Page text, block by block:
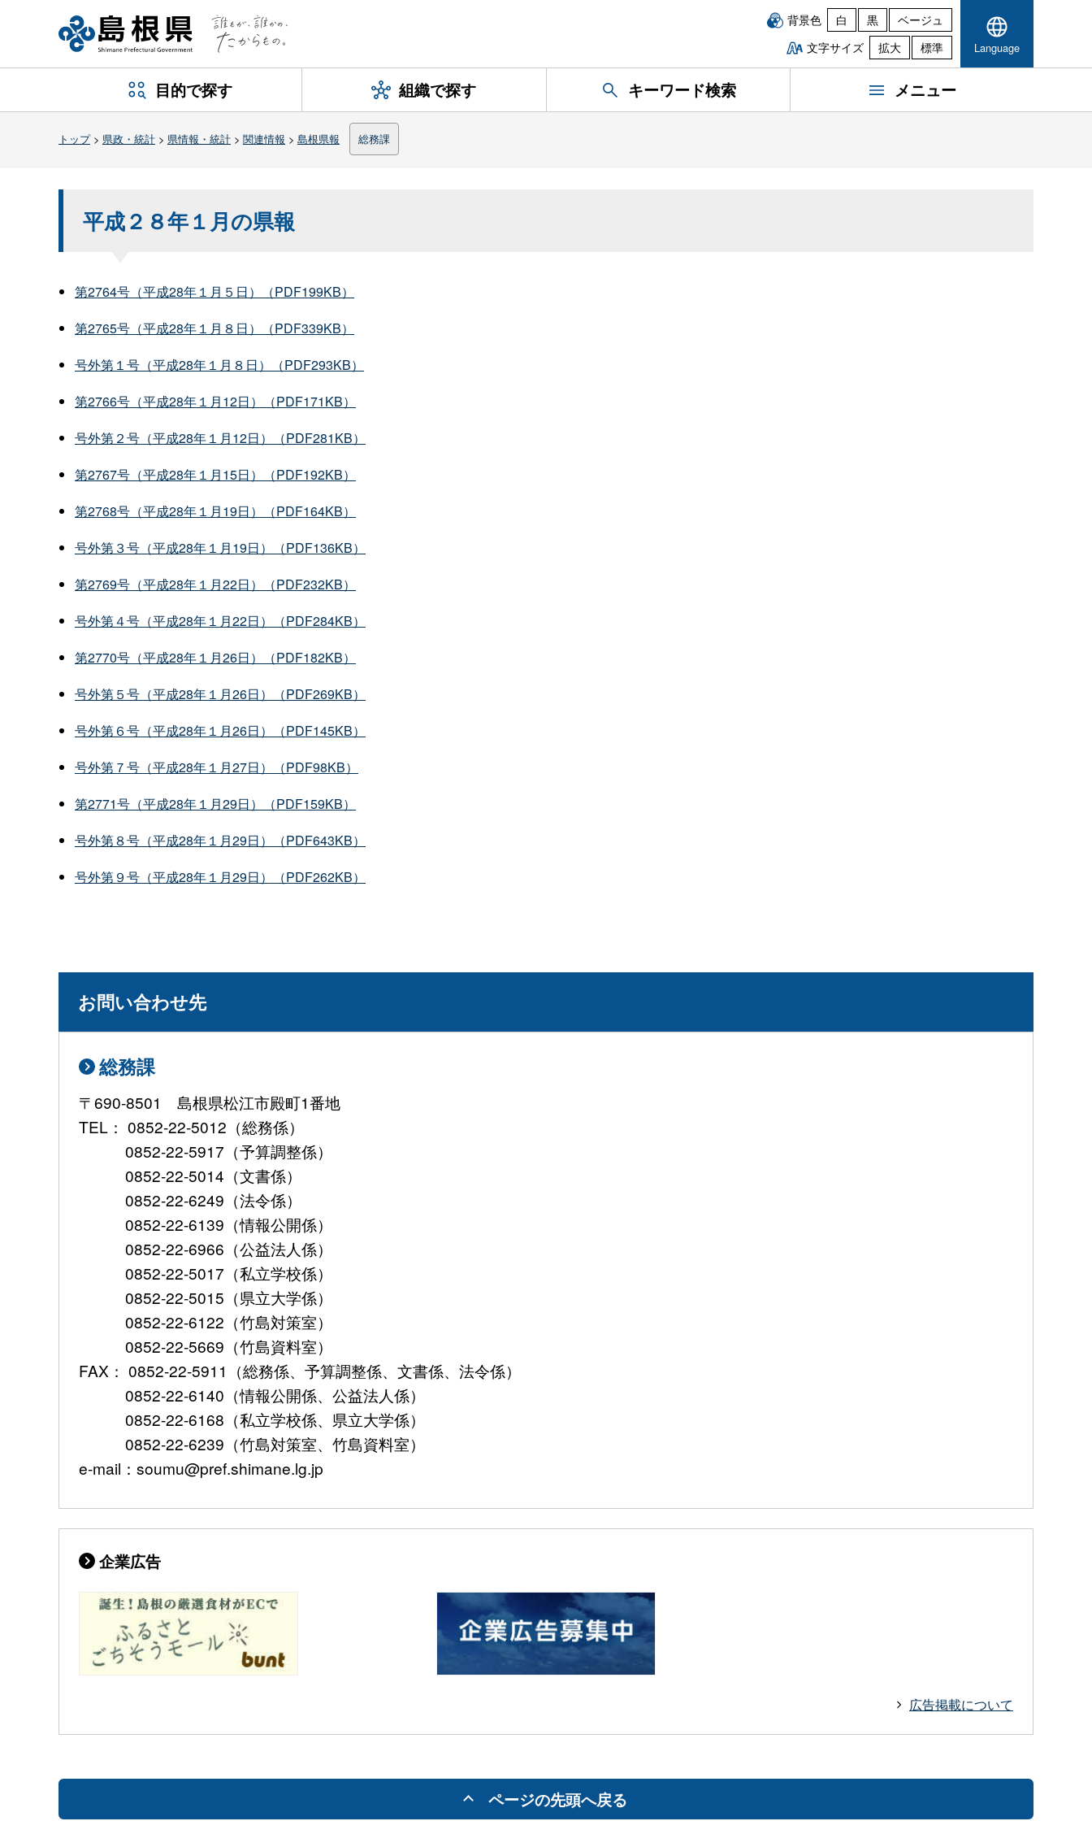
背景色 白 黒
ベージュ
文字サイズ
拡大 標準 Language
目的で探す 組織で探す キーワード検索 メニュー
トップ> 県政・統計 > 県情報・統計 > 関連情報 > 島根県報 総務課
平成２８年１月の県報
第2764号（平成28年１月５日）（PDF199KB）
第2765号（平成28年１月８日）（PDF339KB）
号外第１号（平成28年１月８日）（PDF293KB）
第2766号（平成28年１月12日）（PDF171KB）
号外第２号（平成28年１月12日）（PDF281KB）
第2767号（平成28年１月15日）（PDF192KB）
第2768号（平成28年１月19日）（PDF164KB）
号外第３号（平成28年１月19日）（PDF136KB）
第2769号（平成28年１月22日）（PDF232KB）
号外第４号（平成28年１月22日）（PDF284KB）
第2770号（平成28年１月26日）（PDF182KB）
号外第５号（平成28年１月26日）（PDF269KB）
号外第６号（平成28年１月26日）（PDF145KB）
号外第７号（平成28年１月27日）（PDF98KB）
第2771号（平成28年１月29日）（PDF159KB）
号外第８号（平成28年１月29日）（PDF643KB）
号外第９号（平成28年１月29日）（PDF262KB）
お問い合わせ先
総務課
〒690-8501 島根県松江市殿町1番地
TEL： 0852-22-5012（総務係）
0852-22-5917（予算調整係）
0852-22-5014（文書係）
0852-22-6249（法令係）
0852-22-6139（情報公開係）
0852-22-6966（公益法人係）
0852-22-5017（私立学校係）
0852-22-5015（県立大学係）
0852-22-6122（竹島対策室）
0852-22-5669（竹島資料室）
FAX： 0852-22-5911（総務係、予算調整係、文書係、法令係）
0852-22-6140（情報公開係、公益法人係）
0852-22-6168（私立学校係、県立大学係）
0852-22-6239（竹島対策室、竹島資料室）
e-mail：soumu@pref.shimane.lg.jp
企業広告
広告掲載について
ページの先頭へ戻る